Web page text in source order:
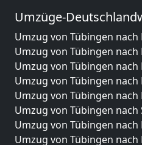
Umzüge-
Umzug von Tübingen nach
Umzug von Tübingen
Umzug von Tübingen nach
Umzug von Tübingen nach
Umzug von Tübingen
Umzug von Tübingen
Umzug von Tübingen
Umzug von Tübingen nach